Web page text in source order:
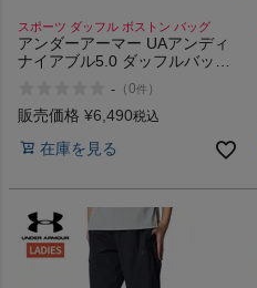
THE NORTH FACE
CHUMS
HOKA
もっと見る
スポーツ ダッフル ボストン バッグ
アンダーアーマー UAアンディ
ナイアブル5.0 ダッフルバッグ
Undeniable 5.0 Duffle Bag
Msize
- （0件 ）
販売価格 ¥6,490税込
在庫を見る